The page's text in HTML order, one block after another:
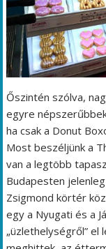
Őszintén szólva,
egyre
ha csak a Donut
Most beszéljünk a
van a legtöbb
Budapesten
Zsigmond körtér
egy a Nyugati és a
„üzlethelységről” el